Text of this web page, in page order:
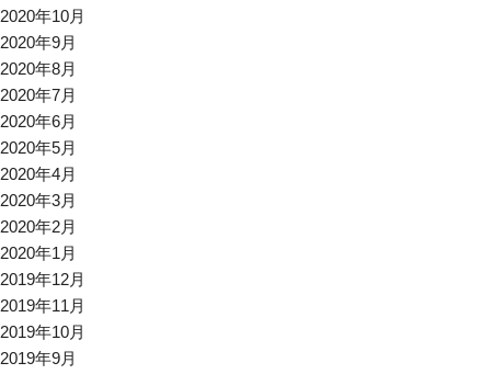
2020年10月
2020年9月
2020年8月
2020年7月
2020年6月
2020年5月
2020年4月
2020年3月
2020年2月
2020年1月
2019年12月
2019年11月
2019年10月
2019年9月